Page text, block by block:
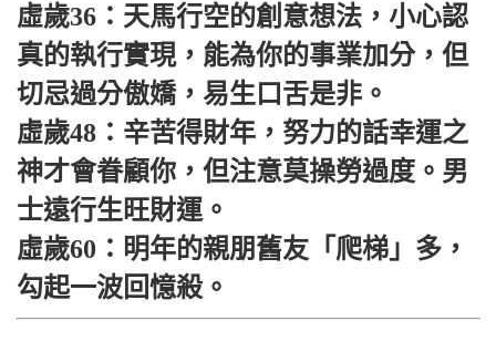
虛歲36：天馬行空的創意想法，小心認
真的執行實現，能為你的事業加分，但
切忌過分傲嬌，易生口舌是非。
虛歲48：辛苦得財年，努力的話幸運之
神才會眷顧你，但注意莫操勞過度。男
士遠行生旺財運。
虛歲60：明年的親朋舊友「爬梯」多，
勾起一波回憶殺。